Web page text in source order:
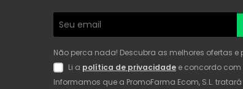
Não perca nada! Descubra as melhores ofertas
Li a política de privacidade e concordo
Informamos que a PromoFarma Ecom, S.L.